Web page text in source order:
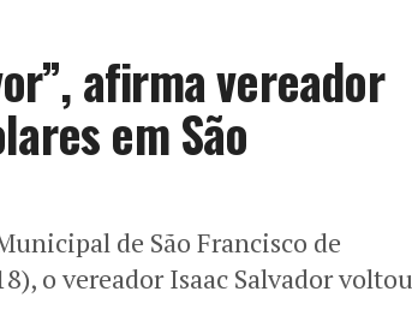
afirma vereador
em São
de São Francisco de
o vereador Isaac Salvador voltou